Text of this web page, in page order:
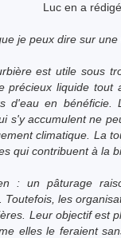
Luc en a
je peux dire sur
est utile sous
précieux liquide tout
d'eau en bénéficie.
s'y accumulent ne
climatique. La
qui contribuent à la
: un pâturage
Toutefois, les
Leur objectif est
elles le feraient